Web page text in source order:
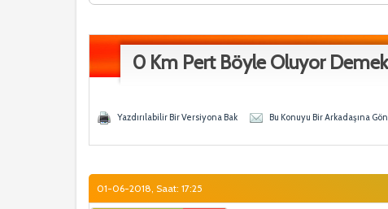
0 Km Pert Böyle Oluyor
Yazdırılabilir Bir Versiyona Bak Bu Konuyu Bir Arkadaşına
01-06-2018, Saat: 17:25